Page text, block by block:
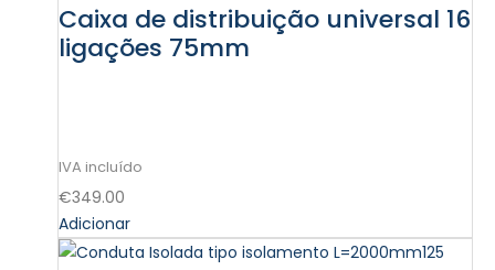
Caixa de distribuição universal 16
ligações 75mm
€349.00
Adicionar